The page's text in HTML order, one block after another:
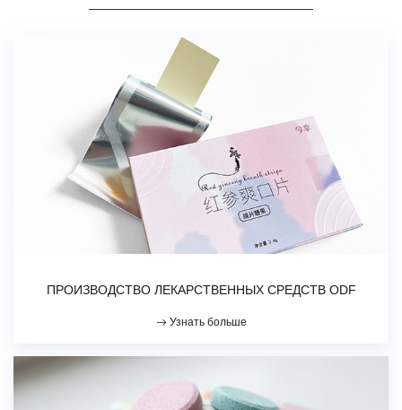
ПРОИЗВОДСТВО ЛЕКАРСТВЕННЫХ СРЕДСТВ ODF
Узнать больше